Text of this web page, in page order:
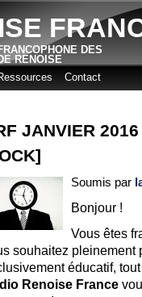
DES
RENOISE
Contact
JANVIER
Soumis par
Bonjour !
Vous êtes
souhaitez pleinement
éducatif,
Renoise France